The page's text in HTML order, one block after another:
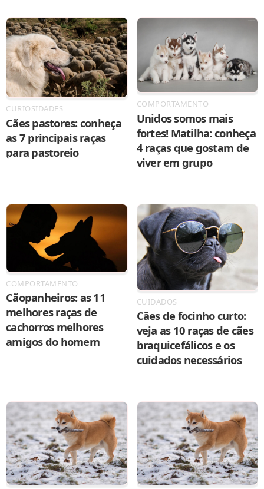
CURIOSIDADES
Cães pastores: conheça
as 7 principais raças
para pastoreio
COMPORTAMENTO
Unidos somos mais
fortes! Matilha: conheça
4 raças que gostam de
viver em grupo
COMPORTAMENTO
Cãopanheiros: as 11
melhores raças de
cachorros melhores
amigos do homem
CUIDADOS
Cães de focinho curto:
veja as 10 raças de cães
braquicefálicos e os
cuidados necessários